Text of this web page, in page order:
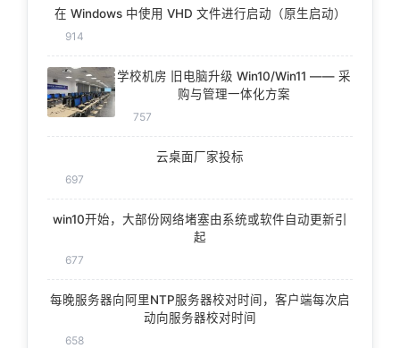
在 Windows 中使用 VHD 文件进行启动（原生启动）
914
学校机房 旧电脑升级 Win10/Win11 —— 采
购与管理一体化方案
757
云桌面厂家投标
697
win10开始，大部份网络堵塞由系统或软件自动更新引
起
677
每晚服务器向阿里NTP服务器校对时间，客户端每次启
动向服务器校对时间
658